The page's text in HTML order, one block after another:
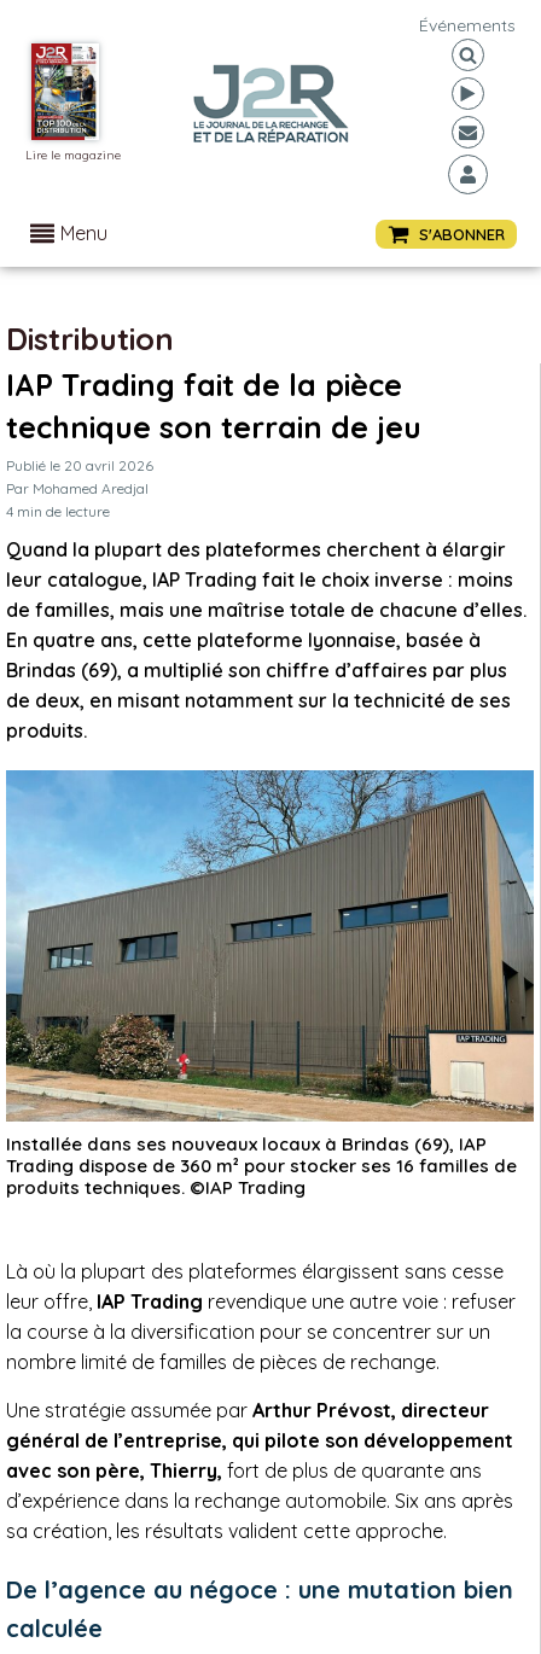
Lire le magazine
Événements
Menu S'ABONNER
Distribution
IAP Trading fait de la pièce
technique son terrain de jeu
Publié le 20 avril 2026
Par Mohamed Aredjal
4 min de lecture
Quand la plupart des plateformes cherchent à élargir
leur catalogue, IAP Trading fait le choix inverse : moins
de familles, mais une maîtrise totale de chacune d’elles.
En quatre ans, cette plateforme lyonnaise, basée à
Brindas (69), a multiplié son chiffre d’affaires par plus
de deux, en misant notamment sur la technicité de ses
produits.
Installée dans ses nouveaux locaux à Brindas (69), IAP
Trading dispose de 360 m² pour stocker ses 16 familles de
produits techniques. ©IAP Trading
Là où la plupart des plateformes élargissent sans cesse
leur offre, IAP Trading revendique une autre voie : refuser
la course à la diversification pour se concentrer sur un
nombre limité de familles de pièces de rechange.
Une stratégie assumée par Arthur Prévost, directeur
général de l’entreprise, qui pilote son développement
avec son père, Thierry, fort de plus de quarante ans
d’expérience dans la rechange automobile. Six ans après
sa création, les résultats valident cette approche.
De l’agence au négoce : une mutation bien
calculée